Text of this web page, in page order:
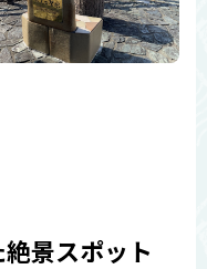
景スポット